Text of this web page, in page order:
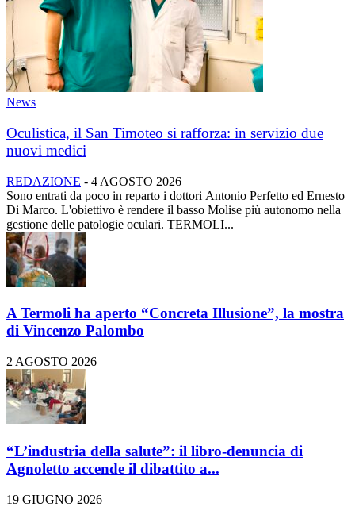
News
Oculistica, il San Timoteo si rafforza: in servizio due
nuovi medici
REDAZIONE - 4 AGOSTO 2026
Sono entrati da poco in reparto i dottori Antonio Perfetto ed Ernesto
Di Marco. L'obiettivo è rendere il basso Molise più autonomo nella
gestione delle patologie oculari. TERMOLI...
A Termoli ha aperto “Concreta Illusione”, la mostra
di Vincenzo Palombo
2 AGOSTO 2026
“L’industria della salute”: il libro-denuncia di
Agnoletto accende il dibattito a...
19 GIUGNO 2026